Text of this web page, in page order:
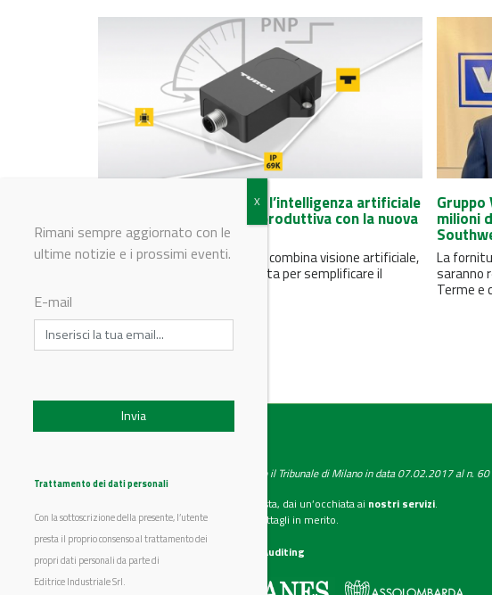
Turck Banner Italia porta l’intelligenza artificiale
direttamente sulla linea produttiva con la nuova
telecamera TIV
TIV - TURCK Intelligent Vision combina visione artificiale,
AI e potenza di calcolo integrata per semplificare il
milioni
La
saranno
Terme e
Testata giornalistica registrata presso il Tribunale di Milano in data 07.02.2017 al n. 60
Se vuoi diventare nostro inserzionista, dai un’occhiata ai nostri servizi.
Scarica il mediakitper maggiori dettagli in merito.
CSST WebAuditing
Editrice Industriale è associata a:
Rimani sempre aggiornato con le
ultime notizie e i prossimi eventi.
E-mail
Trattamento dei dati personali
Con la sottoscrizione della presente, l’utente
presta il proprio consenso al trattamento dei
propri dati personali da parte di
Editrice Industriale Srl.